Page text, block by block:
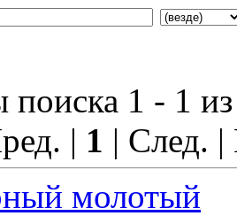
поиска 1 - 1
| 1 | След.
молотый